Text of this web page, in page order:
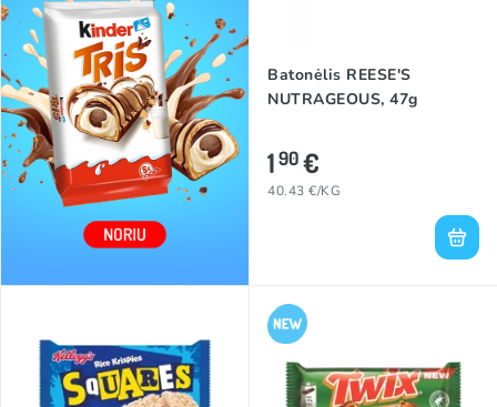
Batonėlis REESE'S
NUTRAGEOUS, 47g
190€
40.43 €/KG